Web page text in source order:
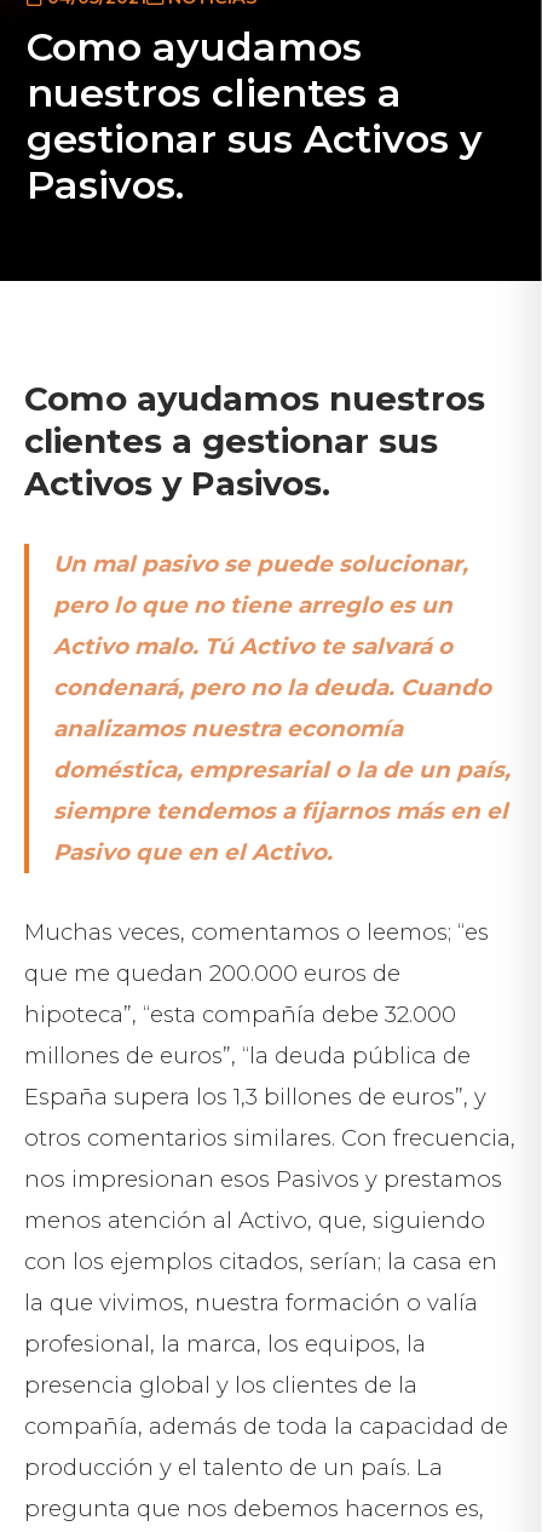
Como ayudamos
nuestros clientes a
gestionar sus Activos y
Pasivos.
Como ayudamos nuestros
clientes a gestionar sus
Activos y Pasivos.
Un mal pasivo se puede solucionar,
pero lo que no tiene arreglo es un
Activo malo. Tú Activo te salvará o
condenará, pero no la deuda. Cuando
analizamos nuestra economía
doméstica, empresarial o la de un país,
siempre tendemos a fijarnos más en el
Pasivo que en el Activo.
Muchas veces, comentamos o leemos; “es
que me quedan 200.000 euros de
hipoteca”, “esta compañía debe 32.000
millones de euros”, “la deuda pública de
España supera los 1,3 billones de euros”, y
otros comentarios similares. Con frecuencia,
nos impresionan esos Pasivos y prestamos
menos atención al Activo, que, siguiendo
con los ejemplos citados, serían; la casa en
la que vivimos, nuestra formación o valía
profesional, la marca, los equipos, la
presencia global y los clientes de la
compañía, además de toda la capacidad de
producción y el talento de un país. La
pregunta que nos debemos hacernos es,